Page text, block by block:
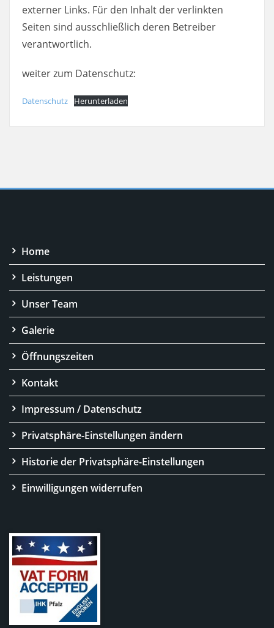
externer Links. Für den Inhalt der verlinkten
Seiten sind ausschließlich deren Betreiber
verantwortlich.
weiter zum Datenschutz:
Datenschutz Herunterladen
Home
Leistungen
Unser Team
Galerie
Öffnungszeiten
Kontakt
Impressum / Datenschutz
Privatsphäre-Einstellungen ändern
Historie der Privatsphäre-Einstellungen
Einwilligungen widerrufen